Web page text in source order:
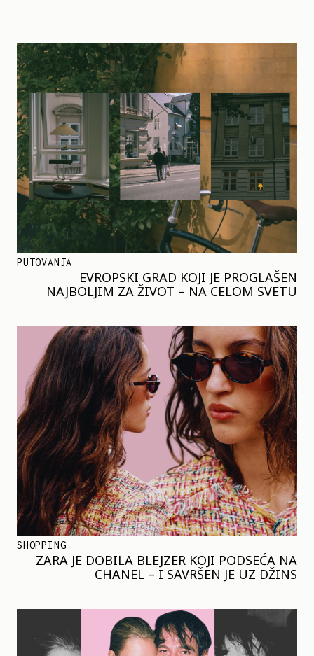
PUTOVANJA
EVROPSKI GRAD KOJI JE PROGLAŠEN
NAJBOLJIM ZA ŽIVOT – NA CELOM SVETU
SHOPPING
ZARA JE DOBILA BLEJZER KOJI PODSEĆA NA
CHANEL – I SAVRŠEN JE UZ DŽINS